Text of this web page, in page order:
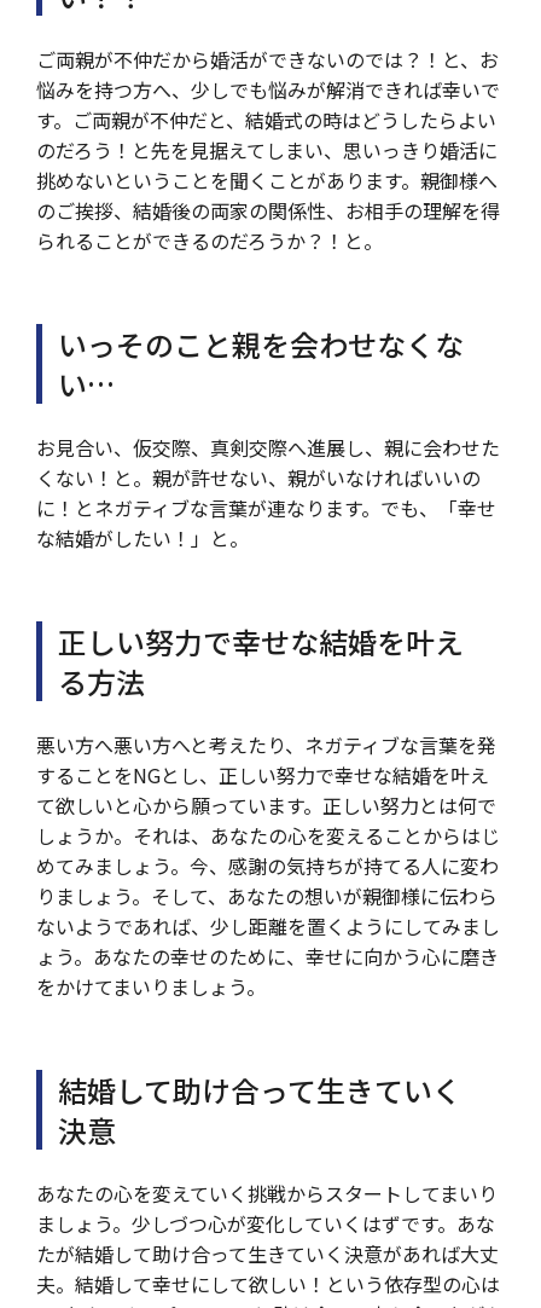
ご両親が不仲だから婚活ができないのでは？！と、お
悩みを持つ方へ、少しでも悩みが解消できれば幸いで
す。ご両親が不仲だと、結婚式の時はどうしたらよい
のだろう！と先を見据えてしまい、思いっきり婚活に
挑めないということを聞くことがあります。親御様へ
のご挨拶、結婚後の両家の関係性、お相手の理解を得
られることができるのだろうか？！と。
いっそのこと親を会わせなくな
い…
お見合い、仮交際、真剣交際へ進展し、親に会わせた
くない！と。親が許せない、親がいなければいいの
に！とネガティブな言葉が連なります。でも、「幸せ
な結婚がしたい！」と。
正しい努力で幸せな結婚を叶え
る方法
悪い方へ悪い方へと考えたり、ネガティブな言葉を発
することをNGとし、正しい努力で幸せな結婚を叶え
て欲しいと心から願っています。正しい努力とは何で
しょうか。それは、あなたの心を変えることからはじ
めてみましょう。今、感謝の気持ちが持てる人に変わ
りましょう。そして、あなたの想いが親御様に伝わら
ないようであれば、少し距離を置くようにしてみまし
ょう。あなたの幸せのために、幸せに向かう心に磨き
をかけてまいりましょう。
結婚して助け合って生きていく
決意
あなたの心を変えていく挑戦からスタートしてまいり
ましょう。少しづつ心が変化していくはずです。あな
たが結婚して助け合って生きていく決意があれば大丈
夫。結婚して幸せにして欲しい！という依存型の心は